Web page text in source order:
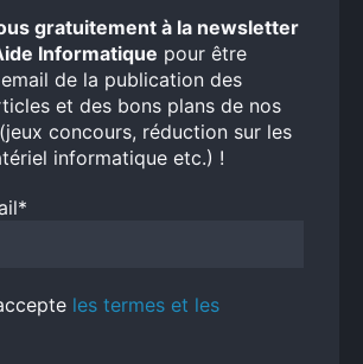
gratuitement à la newsletter
Informatique pour être
de la publication des
et des bons plans de nos
concours, réduction sur les
informatique etc.) !
les termes et les